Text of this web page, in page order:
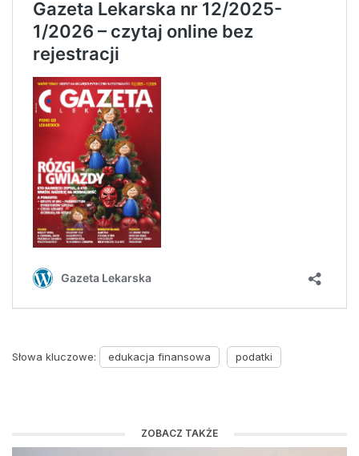
Słowa kluczowe: edukacja finansowa podatki
ZOBACZ TAKŻE